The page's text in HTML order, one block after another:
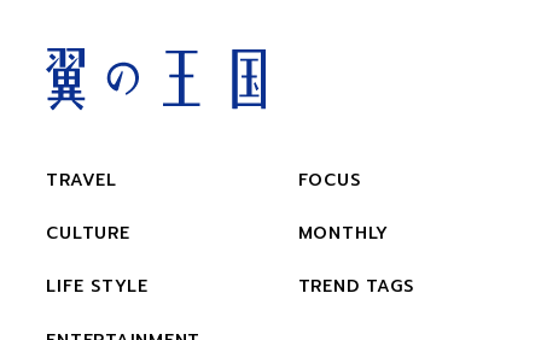
TRAVEL
CULTURE
LIFE STYLE
FOCUS
MONTHLY
TREND TAGS